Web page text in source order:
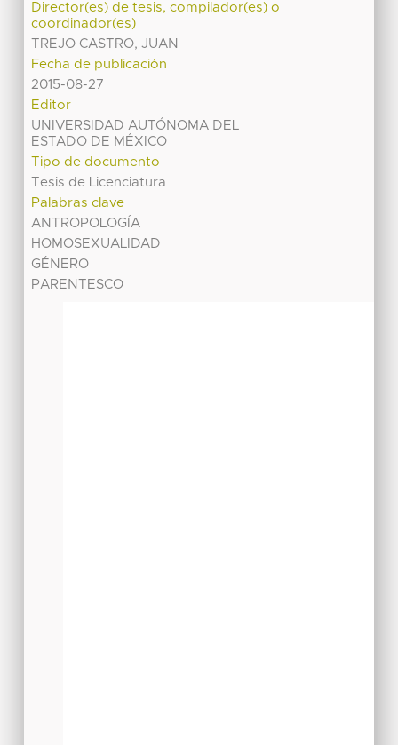
Director(es) de tesis, compilador(es) o
coordinador(es)
TREJO CASTRO, JUAN
Fecha de publicación
2015-08-27
Editor
UNIVERSIDAD AUTÓNOMA DEL
ESTADO DE MÉXICO
Tipo de documento
Tesis de Licenciatura
Palabras clave
ANTROPOLOGÍA
HOMOSEXUALIDAD
GÉNERO
PARENTESCO